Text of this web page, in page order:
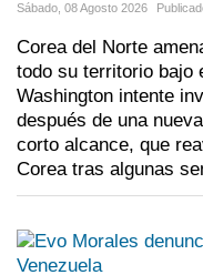
Sábado, 08 Agosto 2026
Corea del Norte
todo su territorio bajo
Washington intente
después de una
corto alcance, que
Corea tras algunas